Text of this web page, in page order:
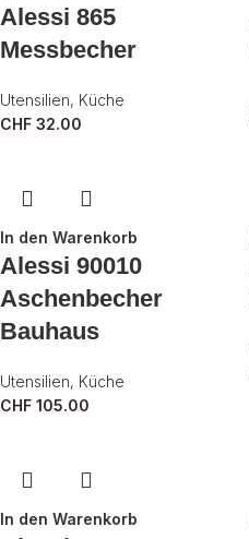
Alessi 865
Messbecher
Utensilien, Küche
CHF 32.00
In den Warenkorb
Alessi 90010
Aschenbecher
Bauhaus
Utensilien, Küche
CHF 105.00
In den Warenkorb